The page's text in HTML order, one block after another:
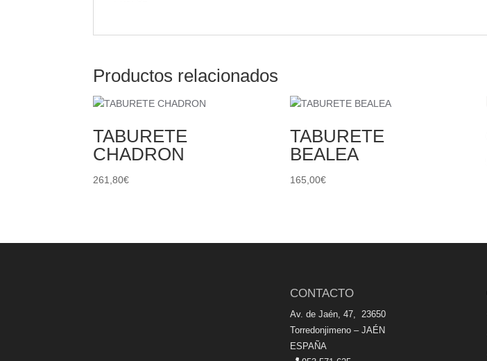
Productos relacionados
TABURETE
CHADRON
261,80€
TABURETE
BEALEA
165,00€
CONTACTO
Av. de Jaén, 47, 23650
Torredonjimeno – JAÉN
ESPAÑA